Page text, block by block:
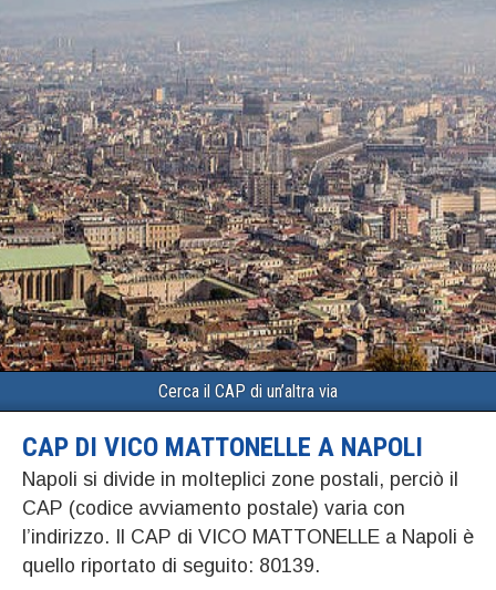
Cerca il CAP di un’altra via
CAP DI VICO MATTONELLE A NAPOLI
Napoli si divide in molteplici zone postali, perciò il
CAP (codice avviamento postale) varia con
l’indirizzo. Il CAP di VICO MATTONELLE a Napoli è
quello riportato di seguito: 80139.